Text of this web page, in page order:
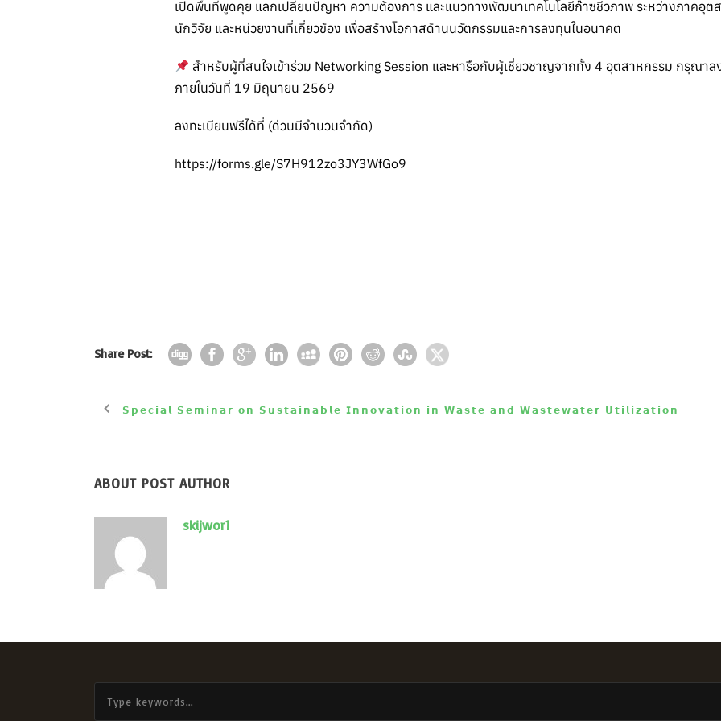
เปิดพื้นที่พูดคุย แลกเปลี่ยนปัญหา ความต้องการ และแนวทางพัฒนาเทคโนโลยีก๊าซชีวภาพ ระหว่างภาคอุต
นักวิจัย และหน่วยงานที่เกี่ยวข้อง เพื่อสร้างโอกาสด้านนวัตกรรมและการลงทุนในอนาคต
สำหรับผู้ที่สนใจเข้าร่วม Networking Session และหารือกับผู้เชี่ยวชาญจากทั้ง 4 อุตสาหกรรม กรุณาล
ภายในวันที่ 19 มิถุนายน 2569
ลงทะเบียนฟรีได้ที่ (ด่วนมีจำนวนจำกัด)
https://forms.gle/S7H912zo3JY3WfGo9
Share Post:
𝗦𝗽𝗲𝗰𝗶𝗮𝗹 𝗦𝗲𝗺𝗶𝗻𝗮𝗿 𝗼𝗻 𝗦𝘂𝘀𝘁𝗮𝗶𝗻𝗮𝗯𝗹𝗲 𝗜𝗻𝗻𝗼𝘃𝗮𝘁𝗶𝗼𝗻 𝗶𝗻 𝗪𝗮𝘀𝘁𝗲 𝗮𝗻𝗱 𝗪𝗮𝘀𝘁𝗲𝘄𝗮𝘁𝗲𝗿 𝗨𝘁𝗶𝗹𝗶𝘇𝗮𝘁𝗶𝗼𝗻
ABOUT POST AUTHOR
skijwor1